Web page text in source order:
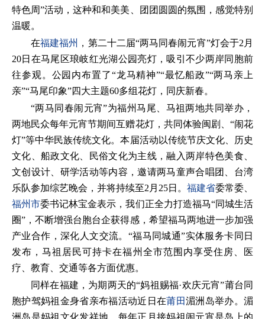
特色周”活动，这种和和美美、团团圆圆的氛围，感觉特别
温暖。
在福建福州 ，第二十二届“两马同春闹元宵”灯会于2月
20日在马尾区琅岐红光湖公园亮灯，吸引不少两岸同胞前
往参观。公园内布置了“龙马精神”“最忆船政”“两马亲上
亲”“马尾印象”四大主题60多组花灯，同庆新春。
“两马同春闹元宵”为福州马尾、马祖两地共同举办，
两地民众每年元宵节期间互赠花灯，共同体验闽剧、“闹花
灯”等中华民族传统文化。本届活动以传统节庆文化、历史
文化、船政文化、民俗文化为主线，融入两岸特色美食、
文创设计、研学活动等内容，邀请两马童声合唱团、台湾
乐队参加综艺晚会，并将持续至2月25日。 福建省委常委、
福州市委书记林宝金表示，我们正全力打造福马“同城生活
圈”，不断增强台胞台企获得感，希望福马两地进一步加强
产业合作，深化人文交流。“福马同城通”实体服务卡同日
发布，马祖居民可持卡在福州全市范围内享受住房、医
疗、教育、交通等各方面优惠。
同样在福建，为期两天的“妈祖赐福·欢庆元宵”莆台同
胞护驾妈祖金身省亲布福活动近日在莆田湄洲岛举办。湄
洲岛是妈祖文化发祥地，每年正月接妈祖闹元宵是岛上的